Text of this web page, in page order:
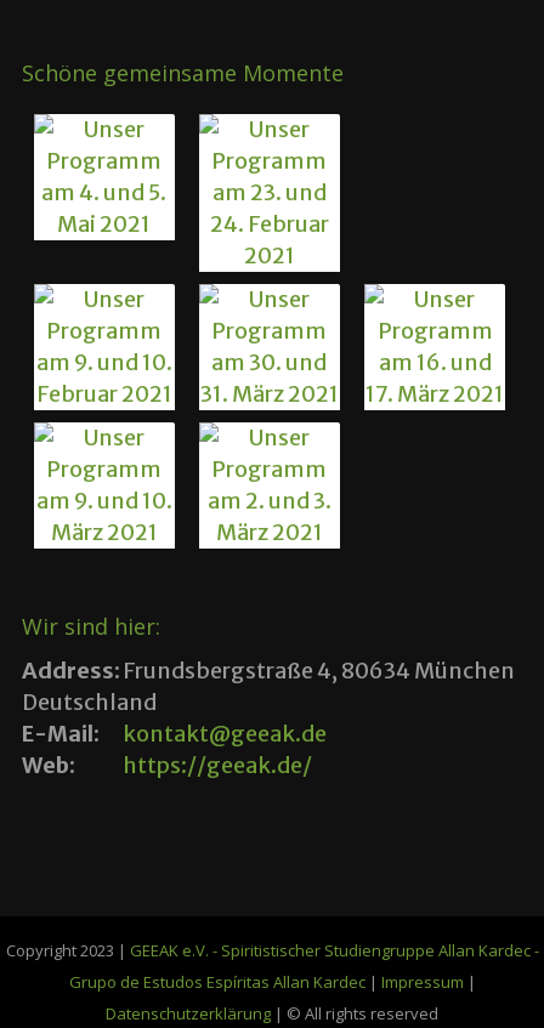
Schöne gemeinsame Momente
Wir sind hier:
Address:Frundsbergstraße 4, 80634 München
Deutschland
E-Mail:
kontakt@geeak.de
Web:
https://geeak.de/
Copyright 2023 | GEEAK e.V. - Spiritistischer Studiengruppe Allan Kardec -
Grupo de Estudos Espíritas Allan Kardec| Impressum |
Datenschutzerklärung | © All rights reserved